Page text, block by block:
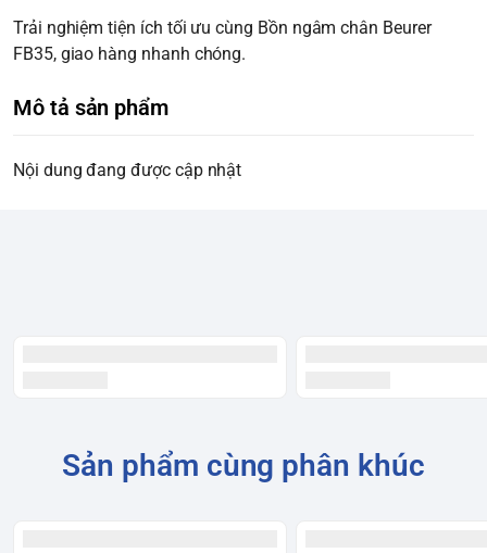
Trải nghiệm tiện ích tối ưu cùng Bồn ngâm chân Beurer
FB35, giao hàng nhanh chóng.
Mô tả sản phẩm
Nội dung đang được cập nhật
Sản phẩm cùng phân khúc